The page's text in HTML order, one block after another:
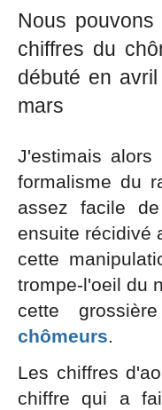
Nous
chiffres du
débuté en
mars
J'estimais
formalisme du
assez facile
ensuite récidivé
cette
trompe-l'oeil du
cette
chômeurs.
Les chiffres
chiffre qui a